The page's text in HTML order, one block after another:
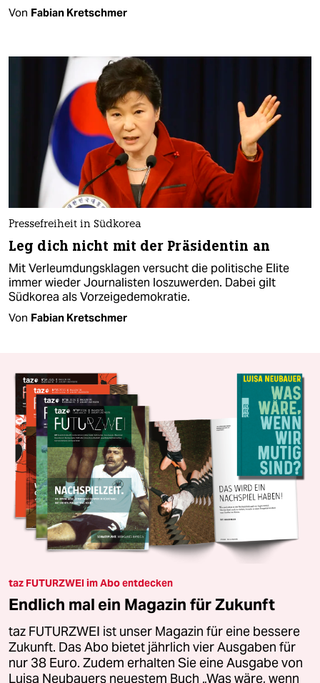
Von Fabian Kretschmer
Pressefreiheit in Südkorea
Leg dich nicht mit der Präsidentin an
Mit Verleumdungsklagen versucht die politische Elite
immer wieder Journalisten loszuwerden. Dabei gilt
Südkorea als Vorzeigedemokratie.
Von Fabian Kretschmer
taz FUTURZWEI im Abo entdecken
Endlich mal ein Magazin für Zukunft
taz FUTURZWEI ist unser Magazin für eine bessere
Zukunft. Das Abo bietet jährlich vier Ausgaben für
nur 38 Euro. Zudem erhalten Sie eine Ausgabe von
Luisa Neubauers neuestem Buch „Was wäre, wenn